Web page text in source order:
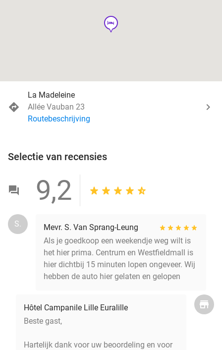
hotel
La Madeleine
Allée Vauban 23
Routebeschrijving
Selectie van recensies
9,2
S.
Mevr. S. Van Sprang-Leung
Als je goedkoop een weekendje weg wilt is
het hier prima. Centrum en Westfieldmall is
hier dichtbij 15 minuten lopen ongeveer. Wij
hebben de auto hier gelaten en gelopen
Hôtel Campanile Lille Euralille
Beste gast,
Hartelijk dank voor uw beoordeling en voor